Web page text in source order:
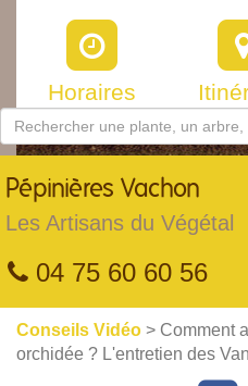
Horaires
Pépinières Vachon
Les Artisans du Végétal
04 75 60 60 56
Conseils Vidéo > Comment
orchidée ? L'entretien des